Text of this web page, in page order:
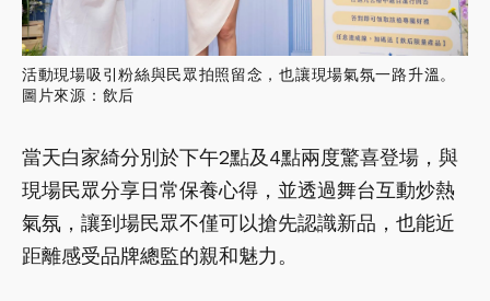
活動現場吸引粉絲與民眾拍照留念，也讓現場氣氛一路升溫。
圖片來源：飲后
當天白家綺分別於下午2點及4點兩度驚喜登場，與
現場民眾分享日常保養心得，並透過舞台互動炒熱
氣氛，讓到場民眾不僅可以搶先認識新品，也能近
距離感受品牌總監的親和魅力。